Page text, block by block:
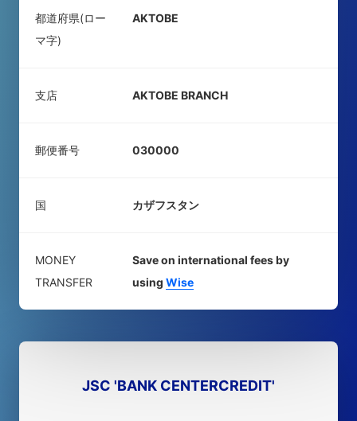
都道府県(ロー
マ字)
AKTOBE
支店 AKTOBE BRANCH
郵便番号 030000
国 カザフスタン
MONEY
TRANSFER
Save on international fees by
using Wise
JSC 'BANK CENTERCREDIT'